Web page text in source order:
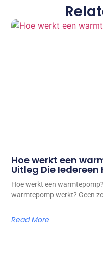
Hoe werkt een
Uitleg Die Iedereen
Hoe werkt een
warmtepomp werkt? Geen
Read More